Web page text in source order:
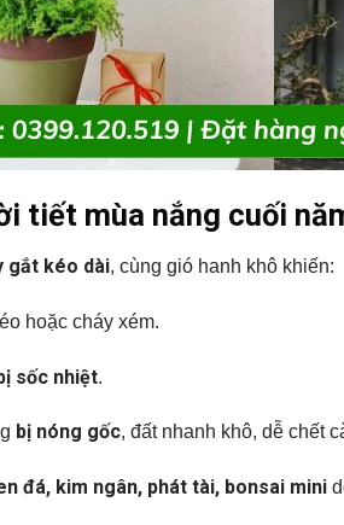
tiết mùa nắng cuối
gắt kéo dài, cùng gió hanh khô khiến:
hoặc cháy xém.
sốc nhiệt.
bị nóng gốc, đất nhanh khô, dễ chết
đá, kim ngân, phát tài, bonsai mini